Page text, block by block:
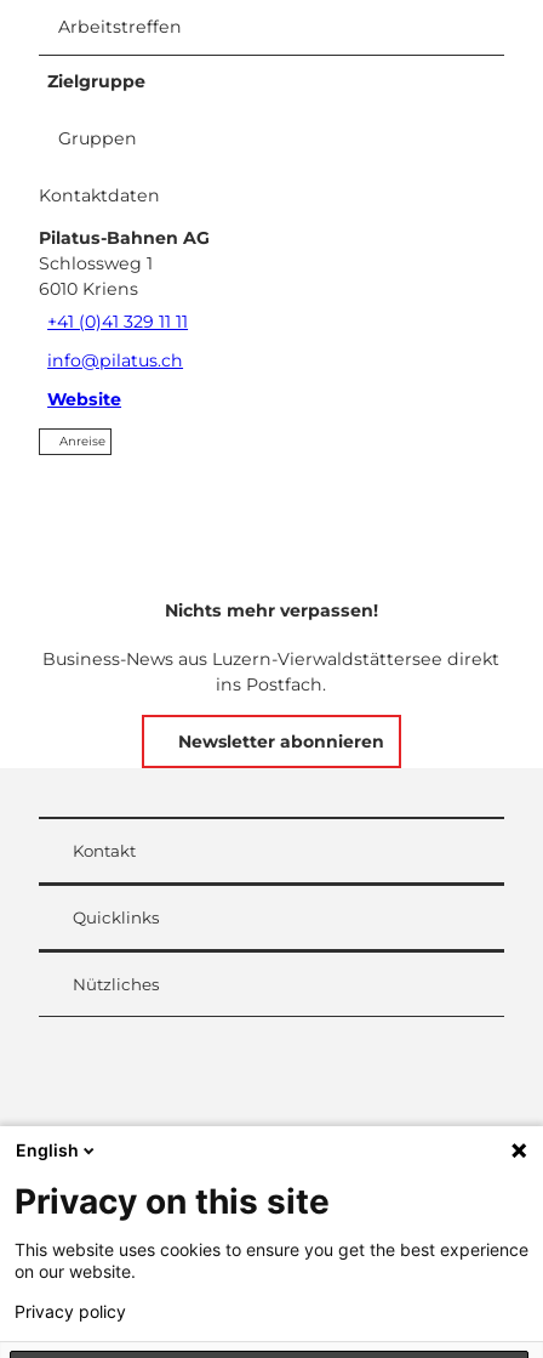
Arbeitstreffen
Zielgruppe
Gruppen
Kontaktdaten
Pilatus-Bahnen AG
Schlossweg 1
6010 Kriens
+41 (0)41 329 11 11
info@pilatus.ch
Website
Anreise
Nichts mehr verpassen!
Business-News aus Luzern-Vierwaldstättersee direkt
ins Postfach.
Newsletter abonnieren
Kontakt
Quicklinks
Nützliches
d
I
English
Privacy on this site
This website uses cookies to ensure you get the best experience
on our website.
Privacy policy